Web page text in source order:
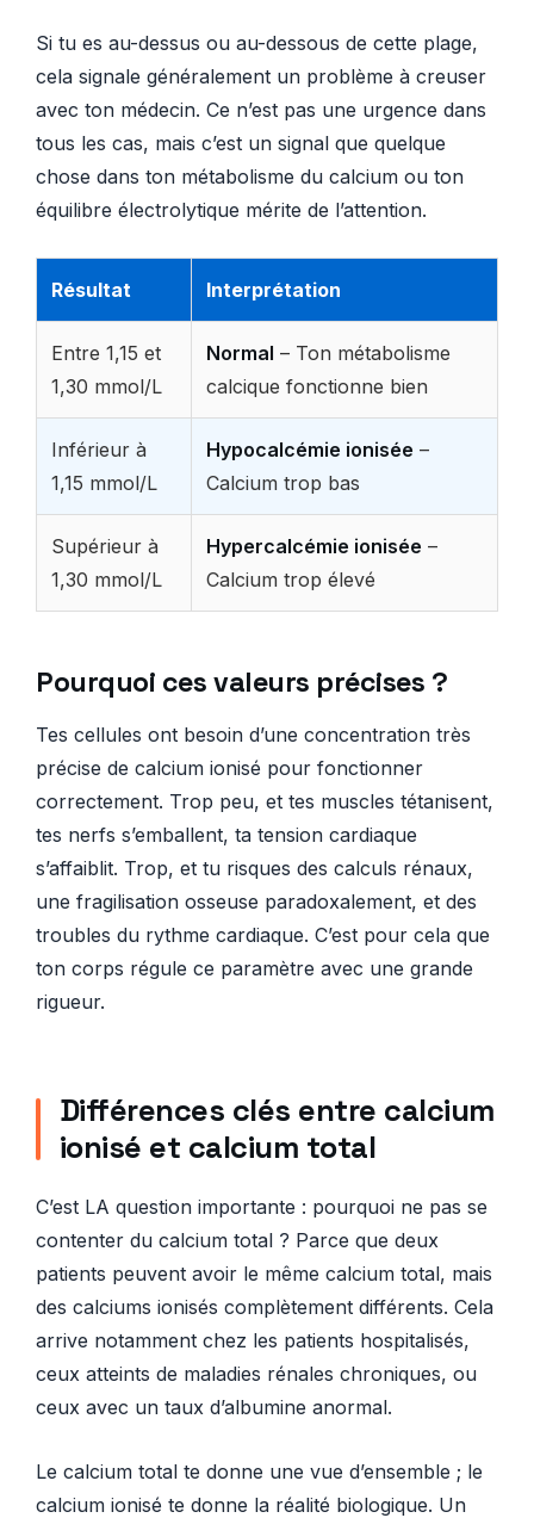
Si tu es au-dessus ou au-dessous de cette plage,
cela signale généralement un problème à creuser
avec ton médecin. Ce n’est pas une urgence dans
tous les cas, mais c’est un signal que quelque
chose dans ton métabolisme du calcium ou ton
équilibre électrolytique mérite de l’attention.
Résultat Interprétation
Entre 1,15 et
1,30 mmol/L
Normal – Ton métabolisme
calcique fonctionne bien
Inférieur à
1,15 mmol/L
Hypocalcémie ionisée –
Calcium trop bas
Supérieur à
1,30 mmol/L
Hypercalcémie ionisée –
Calcium trop élevé
Pourquoi ces valeurs précises ?
Tes cellules ont besoin d’une concentration très
précise de calcium ionisé pour fonctionner
correctement. Trop peu, et tes muscles tétanisent,
tes nerfs s’emballent, ta tension cardiaque
s’affaiblit. Trop, et tu risques des calculs rénaux,
une fragilisation osseuse paradoxalement, et des
troubles du rythme cardiaque. C’est pour cela que
ton corps régule ce paramètre avec une grande
rigueur.
Différences clés entre calcium
ionisé et calcium total
C’est LA question importante : pourquoi ne pas se
contenter du calcium total ? Parce que deux
patients peuvent avoir le même calcium total, mais
des calciums ionisés complètement différents. Cela
arrive notamment chez les patients hospitalisés,
ceux atteints de maladies rénales chroniques, ou
ceux avec un taux d’albumine anormal.
Le calcium total te donne une vue d’ensemble ; le
calcium ionisé te donne la réalité biologique. Un